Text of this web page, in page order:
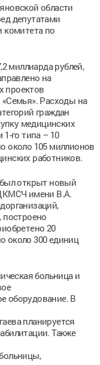
области
депутатами
комитета по
миллиарда рублей,
на
проектов
Расходы на
граждан
медицинских
го типа – 10
около 105 миллионов
работников.
открыт новый
имени В.А.
построено
20
около 300 единиц
больница и
оборудование. В
планируется
Также